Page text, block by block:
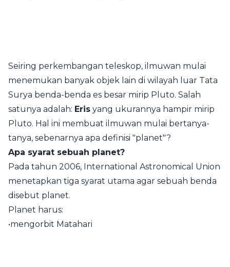
Seiring perkembangan teleskop, ilmuwan mulai
menemukan banyak objek lain di wilayah luar Tata
Surya benda-benda es besar mirip Pluto. Salah
satunya adalah: Eris yang ukurannya hampir mirip
Pluto. Hal ini membuat ilmuwan mulai bertanya-
tanya, sebenarnya apa definisi "planet"?
Apa syarat sebuah planet?
Pada tahun 2006, International Astronomical Union
menetapkan tiga syarat utama agar sebuah benda
disebut planet.
Planet harus:
•mengorbit Matahari